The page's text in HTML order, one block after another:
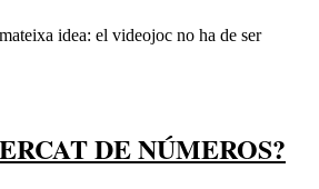
idea: el videojoc no ha de ser
DE NÚMEROS?